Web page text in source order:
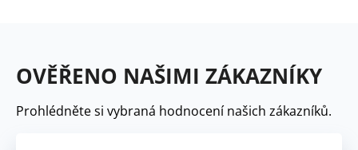
OVĚŘENO NAŠIMI ZÁKAZNÍKY
Prohlédněte si vybraná hodnocení našich zákazníků.